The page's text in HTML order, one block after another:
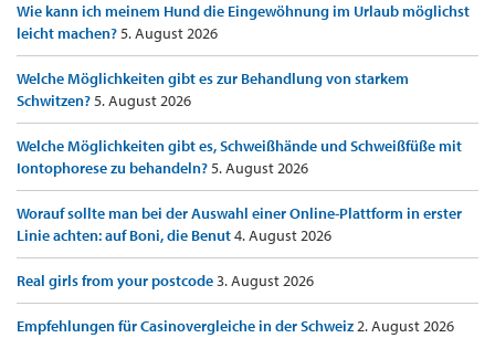
Wie kann ich meinem Hund die Eingewöhnung im Urlaub möglichst
leicht machen?5. August 2026
Welche Möglichkeiten gibt es zur Behandlung von starkem
Schwitzen?5. August 2026
Welche Möglichkeiten gibt es, Schweißhände und Schweißfüße mit
Iontophorese zu behandeln?5. August 2026
Worauf sollte man bei der Auswahl einer Online-Plattform in erster
Linie achten: auf Boni, die Benut4. August 2026
Real girls from your postcode3. August 2026
Empfehlungen für Casinovergleiche in der Schweiz2. August 2026